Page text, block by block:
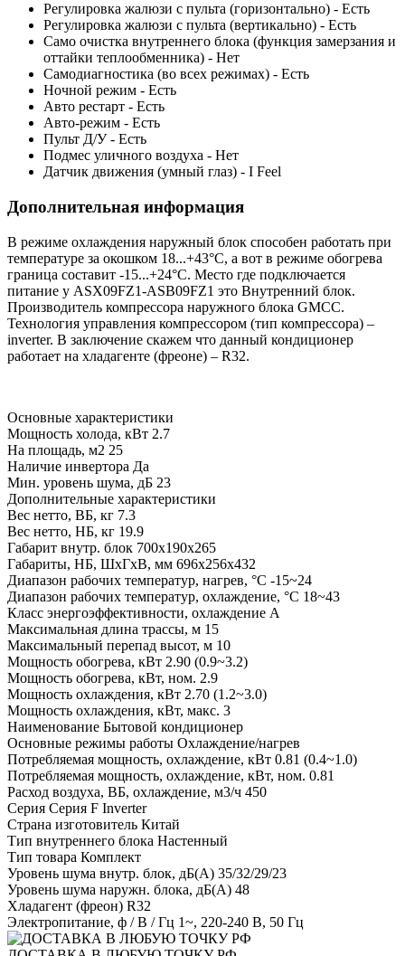
Регулировка жалюзи с пульта (горизонтально) - Есть
Регулировка жалюзи с пульта (вертикально) - Есть
Само очистка внутреннего блока (функция замерзания и
оттайки теплообменника) - Нет
Самодиагностика (во всех режимах) - Есть
Ночной режим - Есть
Авто рестарт - Есть
Авто-режим - Есть
Пульт Д/У - Есть
Подмес уличного воздуха - Нет
Датчик движения (умный глаз) - I Feel
Дополнительная информация
В режиме охлаждения наружный блок способен работать при
температуре за окошком 18...+43°C, а вот в режиме обогрева
граница составит -15...+24°C. Место где подключается
питание у ASX09FZ1-ASB09FZ1 это Внутренний блок.
Производитель компрессора наружного блока GMCC.
Технология управления компрессором (тип компрессора) –
inverter. В заключение скажем что данный кондиционер
работает на хладагенте (фреоне) – R32.
Основные характеристики
Мощность холода, кВт 2.7
На площадь, м2 25
Наличие инвертора Да
Мин. уровень шума, дБ 23
Дополнительные характеристики
Вес нетто, ВБ, кг 7.3
Вес нетто, НБ, кг 19.9
Габарит внутр. блок 700x190x265
Габариты, НБ, ШхГхВ, мм 696x256x432
Диапазон рабочих температур, нагрев, °C -15~24
Диапазон рабочих температур, охлаждение, °C 18~43
Класс энергоэффективности, охлаждение A
Максимальная длина трассы, м 15
Максимальный перепад высот, м 10
Мощность обогрева, кВт 2.90 (0.9~3.2)
Мощность обогрева, кВт, ном. 2.9
Мощность охлаждения, кВт 2.70 (1.2~3.0)
Мощность охлаждения, кВт, макс. 3
Наименование Бытовой кондиционер
Основные режимы работы Охлаждение/нагрев
Потребляемая мощность, охлаждение, кВт 0.81 (0.4~1.0)
Потребляемая мощность, охлаждение, кВт, ном. 0.81
Расход воздуха, ВБ, охлаждение, м3/ч 450
Серия Серия F Inverter
Страна изготовитель Китай
Тип внутреннего блока Настенный
Тип товара Комплект
Уровень шума внутр. блок, дБ(А) 35/32/29/23
Уровень шума наружн. блока, дБ(А) 48
Хладагент (фреон) R32
Электропитание, ф / В / Гц 1~, 220-240 В, 50 Гц